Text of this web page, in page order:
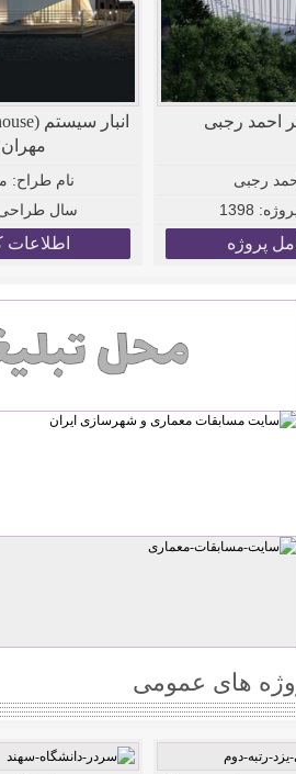
احمد رجبی
رجبی
1398
پروژه
نام طراح:
سال طراحی
اطلاعات
های عمومی